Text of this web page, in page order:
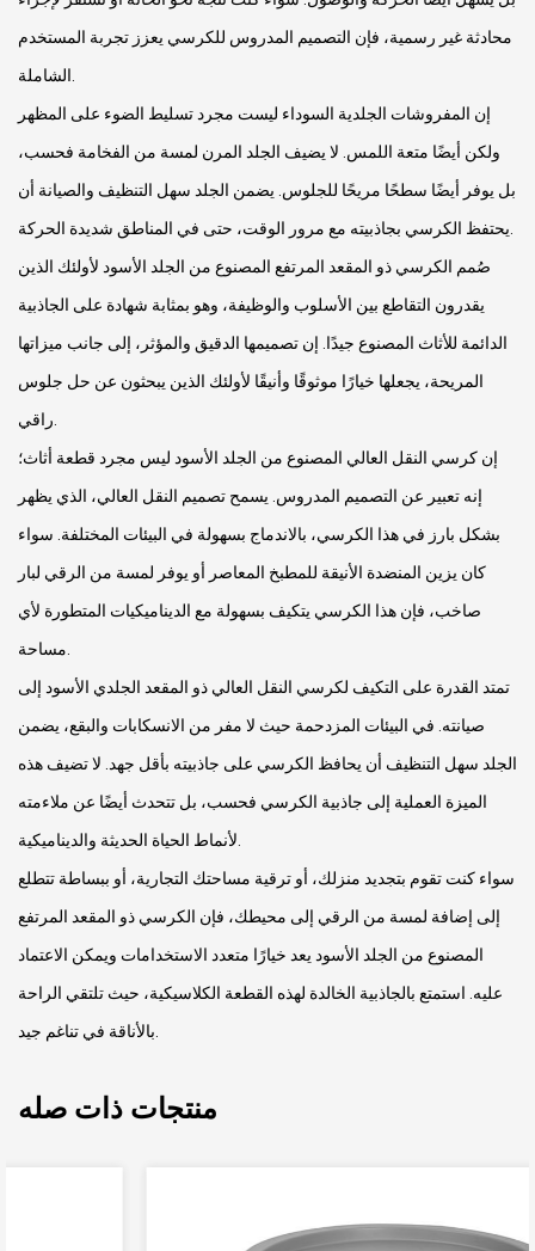
محادثة غير رسمية، فإن التصميم المدروس للكرسي يعزز تجربة المستخدم
إن المفروشات الجلدية السوداء ليست مجرد تسليط الضوء على المظهر
ولكن أيضًا متعة اللمس. لا يضيف الجلد المرن لمسة من الفخامة فحسب،
بل يوفر أيضًا سطحًا مريحًا للجلوس. يضمن الجلد سهل التنظيف والصيانة أن
صُمم الكرسي ذو المقعد المرتفع المصنوع من الجلد الأسود لأولئك الذين
يقدرون التقاطع بين الأسلوب والوظيفة، وهو بمثابة شهادة على الجاذبية
الدائمة للأثاث المصنوع جيدًا. إن تصميمها الدقيق والمؤثر، إلى جانب ميزاتها
المريحة، يجعلها خيارًا موثوقًا وأنيقًا لأولئك الذين يبحثون عن حل جلوس
إن كرسي النقل العالي المصنوع من الجلد الأسود ليس مجرد قطعة أثاث؛
إنه تعبير عن التصميم المدروس. يسمح تصميم النقل العالي، الذي يظهر
بشكل بارز في هذا الكرسي، بالاندماج بسهولة في البيئات المختلفة. سواء
كان يزين المنضدة الأنيقة للمطبخ المعاصر أو يوفر لمسة من الرقي لبار
صاخب، فإن هذا الكرسي يتكيف بسهولة مع الديناميكيات المتطورة لأي
تمتد القدرة على التكيف لكرسي النقل العالي ذو المقعد الجلدي الأسود إلى
صيانته. في البيئات المزدحمة حيث لا مفر من الانسكابات والبقع، يضمن
الجلد سهل التنظيف أن يحافظ الكرسي على جاذبيته بأقل جهد. لا تضيف هذه
الميزة العملية إلى جاذبية الكرسي فحسب، بل تتحدث أيضًا عن ملاءمته
سواء كنت تقوم بتجديد منزلك، أو ترقية مساحتك التجارية، أو ببساطة تتطلع
إلى إضافة لمسة من الرقي إلى محيطك، فإن الكرسي ذو المقعد المرتفع
المصنوع من الجلد الأسود يعد خيارًا متعدد الاستخدامات ويمكن الاعتماد
عليه. استمتع بالجاذبية الخالدة لهذه القطعة الكلاسيكية، حيث تلتقي الراحة
منتجات ذات صله